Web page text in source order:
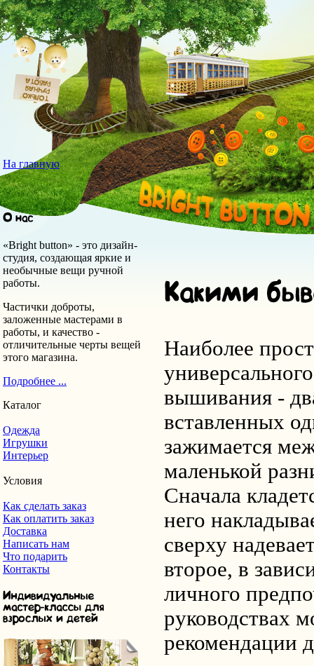
На главную
«Bright button» - это дизайн-
студия, создающая яркие и
необычные вещи ручной
работы.
Частички доброты,
заложенные мастерами в
работы, и качество -
отличительные черты вещей
этого магазина.
Подробнее ...
Каталог
Одежда
Игрушки
Интерьер
Условия
Как сделать заказ
Как оплатить заказ
Доставка
Написать нам
Что подарить
Контакты
Наиболее
вышивания -
вставленных
зажимается
маленькой
Сначала
него
сверху
второе, в
личного
руководствах
рекомендации